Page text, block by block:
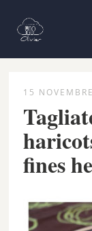
15
fines